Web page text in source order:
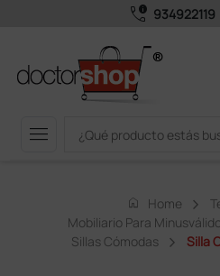
call_quality 934922119
menu
home Home
Mobiliario Para
Sillas Cómodas
Silla